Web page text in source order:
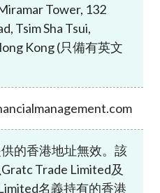
Tower, 132
Tsim Sha Tsui,
Kong (只備有英文
供的香港地址無效。該
Trade Limited及
名義持有的香港